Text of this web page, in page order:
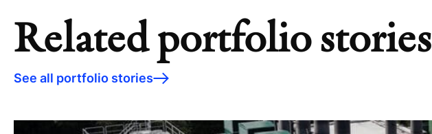
Related portfolio stories
See all portfolio stories